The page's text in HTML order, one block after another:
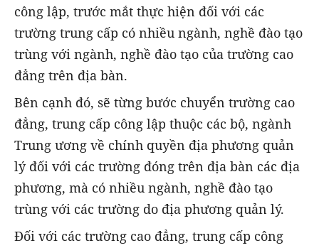
công lập, trước mắt thực hiện đối với các
trường trung cấp có nhiều ngành, nghề đào tạo
trùng với ngành, nghề đào tạo của trường cao
đẳng trên địa bàn.
Bên cạnh đó, sẽ từng bước chuyển trường cao
đẳng, trung cấp công lập thuộc các bộ, ngành
Trung ương về chính quyền địa phương quản
lý đối với các trường đóng trên địa bàn các địa
phương, mà có nhiều ngành, nghề đào tạo
trùng với các trường do địa phương quản lý.
Đối với các trường cao đẳng, trung cấp công